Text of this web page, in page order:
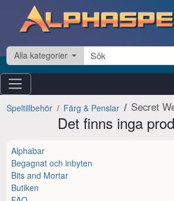
Hoppa till innehåll
Alla kategorier
Speltillbehör Färg & Penslar Secret
Det finns inga
Alphabar
Begagnat och inbyten
Bits and Mortar
Butiken